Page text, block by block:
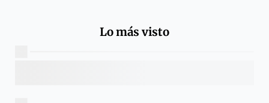
Lo más visto